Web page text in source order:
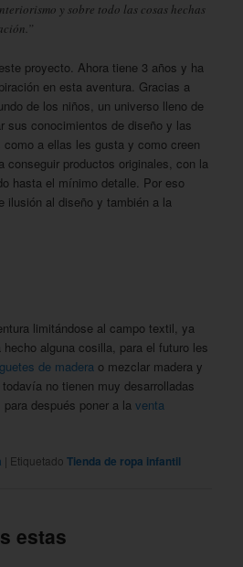
y sobre todo las cosas hechas
proyecto. Ahora tiene 3 años y ha
en esta aventura. Gracias a
de los niños, un universo lleno de
sus conocimientos de diseño y las
a ellas les gusta y como creen
conseguir productos originales, con la
hasta el mínimo detalle. Por eso
ilusión al diseño y también a la
limitándose al campo textil, ya
alguna cosilla, para el futuro les
de madera o mezclar madera y
no tienen muy desarrolladas
después poner a laventa
| Etiquetado Tienda de ropa infantil
estas